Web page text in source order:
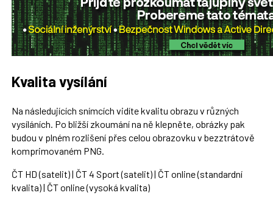
Kvalita vysílání
Na následujících snímcích vidíte kvalitu obrazu v různých
vysíláních. Po bližší zkoumání na ně klepněte, obrázky pak
budou v plném rozlišení přes celou obrazovku v bezztrátově
komprimovaném PNG.
ČT HD (satelit) | ČT 4 Sport (satelit) | ČT online (standardní
kvalita) | ČT online (vysoká kvalita)